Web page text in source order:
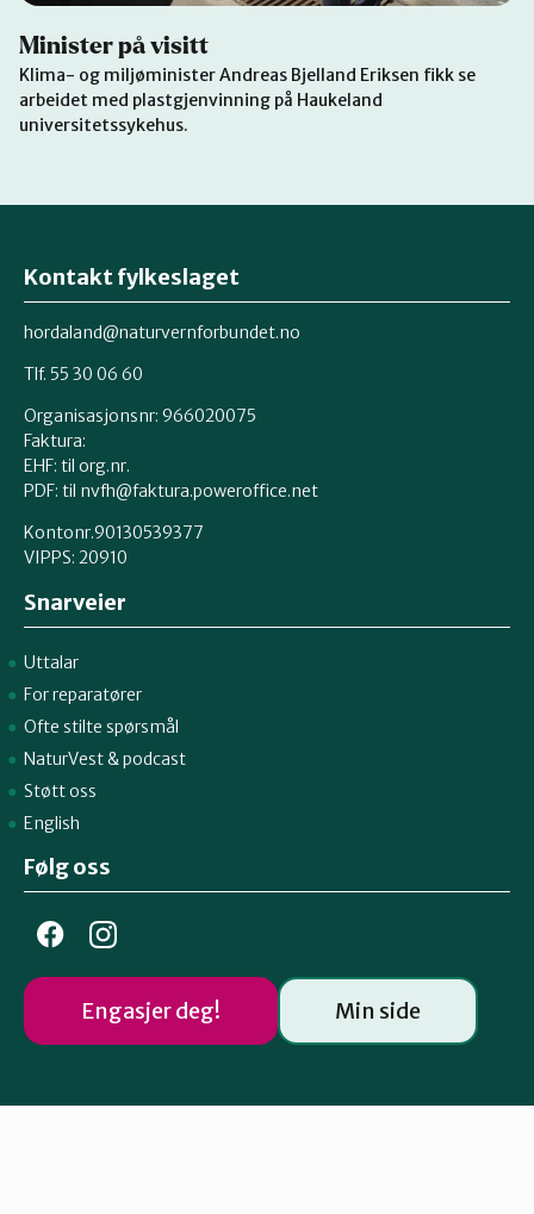
Minister på visitt
Klima- og miljøminister Andreas Bjelland Eriksen fikk se
arbeidet med plastgjenvinning på Haukeland
universitetssykehus.
Kontakt fylkeslaget
hordaland@naturvernforbundet.no
Tlf. 55 30 06 60
Organisasjonsnr: 966020075
Faktura:
EHF: til org.nr.
PDF: til nvfh@faktura.poweroffice.net
Kontonr.90130539377
VIPPS: 20910
Snarveier
Uttalar
For reparatører
Ofte stilte spørsmål
NaturVest&podcast
Støtt oss
English
Følg oss
Engasjer deg! Min side